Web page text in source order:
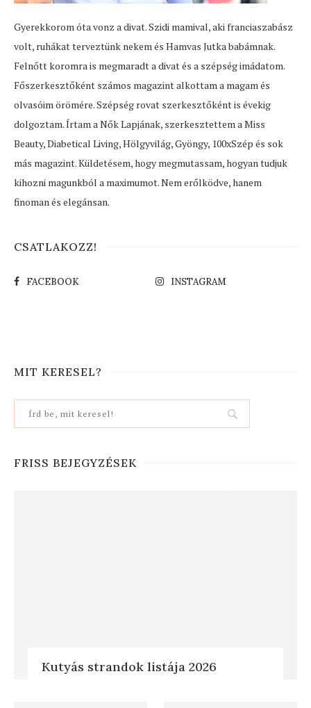
Gyerekkorom óta vonz a divat. Szidi mamival, aki franciaszabász
volt, ruhákat terveztünk nekem és Hamvas Jutka babámnak.
Felnőtt koromra is megmaradt a divat és a szépség imádatom.
Főszerkesztőként számos magazint alkottam a magam és
olvasóim örömére. Szépség rovat szerkesztőként is évekig
dolgoztam. Írtam a Nők Lapjának, szerkesztettem a Miss
Beauty, Diabetical Living, Hölgyvilág, Gyöngy, 100xSzép és sok
más magazint. Küldetésem, hogy megmutassam, hogyan tudjuk
kihozni magunkból a maximumot. Nem erőlködve, hanem
finoman és elegánsan.
CSATLAKOZZ!
FACEBOOK INSTAGRAM
MIT KERESEL?
FRISS BEJEGYZÉSEK
Kutyás strandok listája 2026